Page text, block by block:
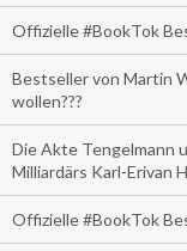
Offizielle #BookTok
Bestseller von Martin
wollen???
Die Akte Tengelmann
Milliardärs Karl-Erivan
Offizielle #BookTok